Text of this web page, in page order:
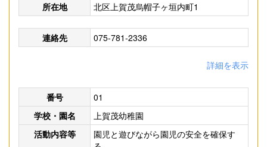
所在地 北区上賀茂烏帽子ヶ垣内町1
連絡先 075-781-2336
詳細を表示
番号
01
学校・園名
上賀茂幼稚園
活動内容等
園児と遊びながら園児の安全を確保す